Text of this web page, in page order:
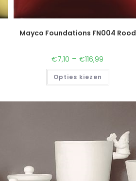
Mayco Foundations FN004 Rood
€7,10 - €116,99
Opties kiezen